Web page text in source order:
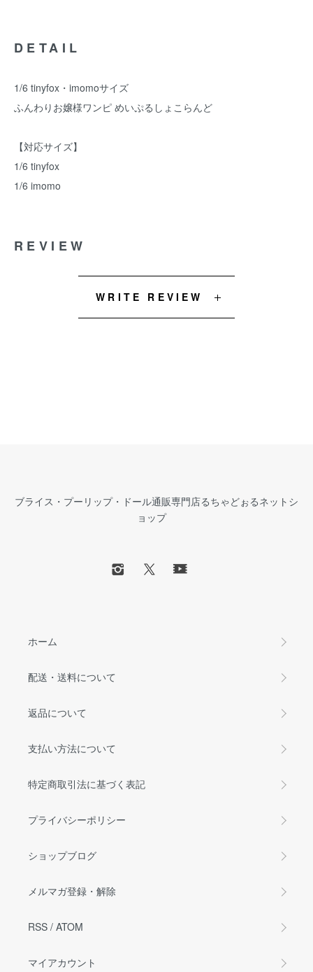
DETAIL
1/6 tinyfox・imomoサイズ
ふんわりお嬢様ワンピ めいぷるしょこらんど
【対応サイズ】
1/6 tinyfox
1/6 imomo
REVIEW
WRITE REVIEW
ブライス・プーリップ・ドール通販専門店るちゃどぉるネットシ
ョップ
ホーム
配送・送料について
返品について
支払い方法について
特定商取引法に基づく表記
プライバシーポリシー
ショップブログ
メルマガ登録・解除
RSS / ATOM
マイアカウント